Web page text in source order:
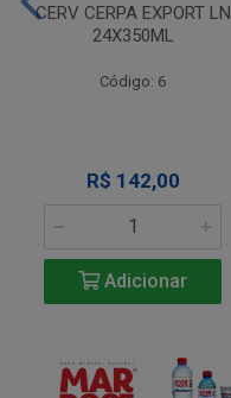
CERV CERPA EXPORT LN
24X350ML
Código: 6
R$ 142,00
Adicionar